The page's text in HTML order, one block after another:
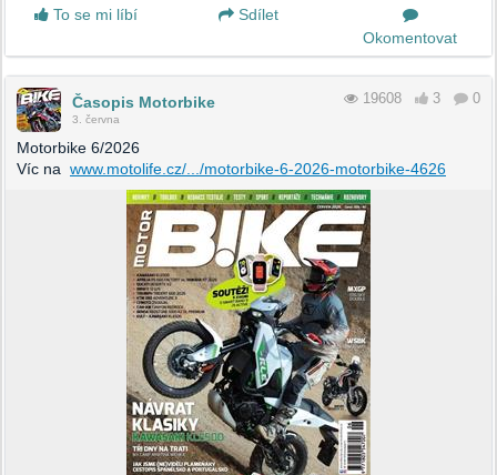
To se mi líbí
Sdílet
Okomentovat
Časopis Motorbike
3. června
19608 3 0
Motorbike 6/2026
Víc na www.motolife.cz/.../motorbike-6-2026-motorbike-4626